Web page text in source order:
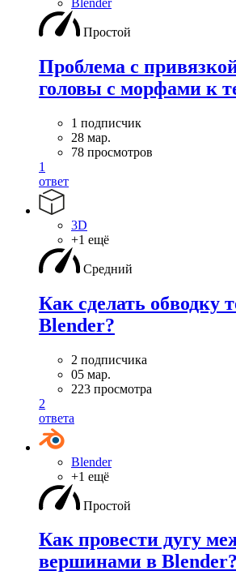
Blender
Простой
Проблема с
головы с морфами к
1 подписчик
28 мар.
78 просмотров
1
ответ
3D
+1 ещё
Средний
Как сделать обводку
Blender?
2 подписчика
05 мар.
223 просмотра
2
ответа
Blender
+1 ещё
Простой
Как провести дугу
вершинами в Blender?